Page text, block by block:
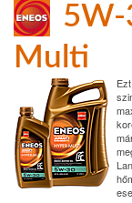
5W-
Multi